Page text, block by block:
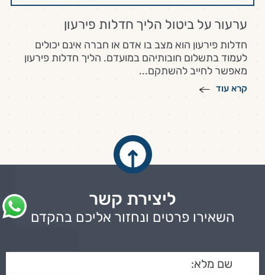
ערעור על ביטול הליך חדלות פירעון
חדלות פירעון הוא מצב בו אדם או חברה אינם יכולים
לעמוד בתשלום חובותיהם במועדם. הליך חדלות פירעון
מאפשר לחייב להשתקם...
קרא עוד
ליצירת קשר
השאירו פרטים ונחזור אליכם בהקדם